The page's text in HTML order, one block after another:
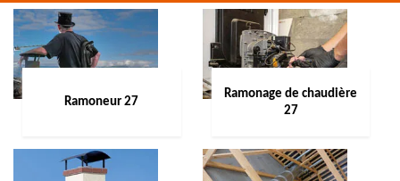
Ramoneur 27
Ramonage de chaudière
27